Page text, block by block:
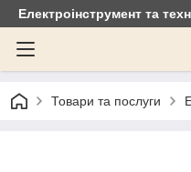
Електроінструмент та
Товари та послуги